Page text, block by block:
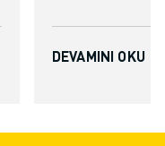
DEVAMINI OKU